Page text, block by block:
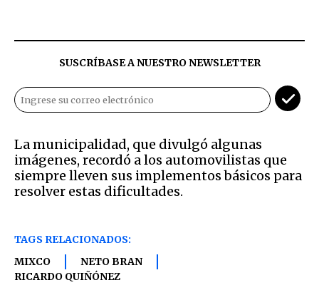
SUSCRÍBASE A NUESTRO NEWSLETTER
La municipalidad, que divulgó algunas
imágenes, recordó a los automovilistas que
siempre lleven sus implementos básicos para
resolver estas dificultades.
TAGS RELACIONADOS:
MIXCO
NETO BRAN
RICARDO QUIÑÓNEZ